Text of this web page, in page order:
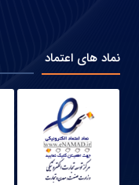
نماد های اعتماد